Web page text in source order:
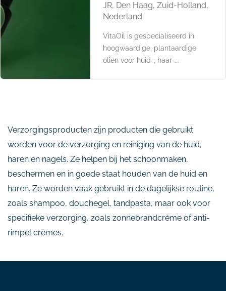
JR, Den Haag, Zuid-Holland,
Nederland
VitaOil is gespecialiseerd in
hoogwaardige, plantaardige
oliën voor huid-, haar-...
Verzorgingsproducten zijn producten die gebruikt
worden voor de verzorging en reiniging van de huid,
haren en nagels. Ze helpen bij het schoonmaken,
beschermen en in goede staat houden van de huid en
haren. Ze worden vaak gebruikt in de dagelijkse routine,
zoals shampoo, douchegel, tandpasta, maar ook voor
specifieke verzorging, zoals zonnebrandcrème of anti-
rimpel crèmes.